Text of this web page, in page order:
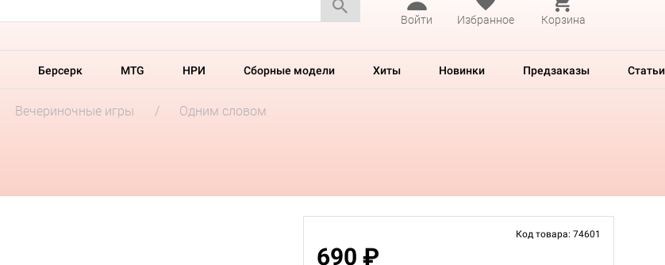
Войти
Избранное Корзина
Берсерк MTG НРИ Сборные модели Хиты Новинки Предзаказы Статьи
Вечериночные игры Одним словом
Код товара: 74601
690 ₽